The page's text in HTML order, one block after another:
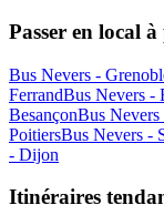
Passer en local
Bus Nevers -
FerrandBus Nevers -
BesançonBus
PoitiersBus Nevers -
- Dijon
Itinéraires